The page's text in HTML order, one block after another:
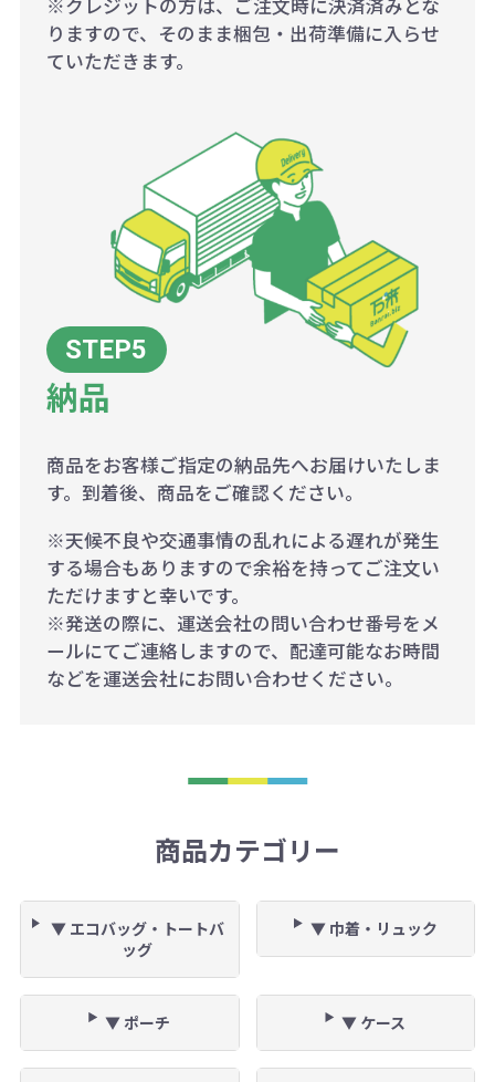
※クレジットの方は、ご注文時に決済済みとな
りますので、そのまま梱包・出荷準備に入らせ
ていただきます。
納品
商品をお客様ご指定の納品先へお届けいたしま
す。到着後、商品をご確認ください。
※天候不良や交通事情の乱れによる遅れが発生
する場合もありますので余裕を持ってご注文い
ただけますと幸いです。
※発送の際に、運送会社の問い合わせ番号をメ
ールにてご連絡しますので、配達可能なお時間
などを運送会社にお問い合わせください。
商品カテゴリー
▼ エコバッグ・トートバ
ッグ
▼ 巾着・リュック
▼ ポーチ ▼ ケース